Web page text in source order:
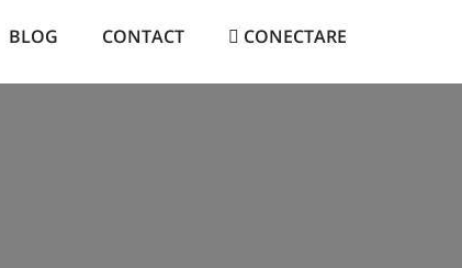
BLOG CONTACT CONECTARE